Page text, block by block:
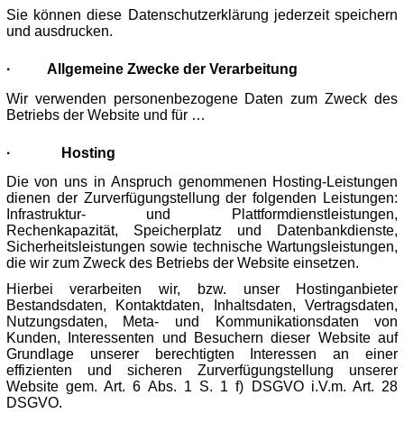
Sie können diese Datenschutzerklärung jederzeit speichern
und ausdrucken.
·
Allgemeine Zwecke der Verarbeitung
Wir verwenden personenbezogene Daten zum Zweck des
Betriebs der Website und für …
·
Hosting
Die von uns in Anspruch genommenen Hosting-Leistungen
dienen der Zurverfügungstellung der folgenden Leistungen:
Infrastruktur- und Plattformdienstleistungen,
Rechenkapazität, Speicherplatz und Datenbankdienste,
Sicherheitsleistungen sowie technische Wartungsleistungen,
die wir zum Zweck des Betriebs der Website einsetzen.
Hierbei verarbeiten wir, bzw. unser Hostinganbieter
Bestandsdaten, Kontaktdaten, Inhaltsdaten, Vertragsdaten,
Nutzungsdaten, Meta- und Kommunikationsdaten von
Kunden, Interessenten und Besuchern dieser Website auf
Grundlage unserer berechtigten Interessen an einer
effizienten und sicheren Zurverfügungstellung unserer
Website gem. Art. 6 Abs. 1 S. 1 f) DSGVO i.V.m. Art. 28
DSGVO.